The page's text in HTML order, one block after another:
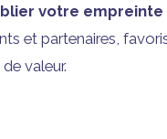
votre empreinte
et partenaires,
valeur.